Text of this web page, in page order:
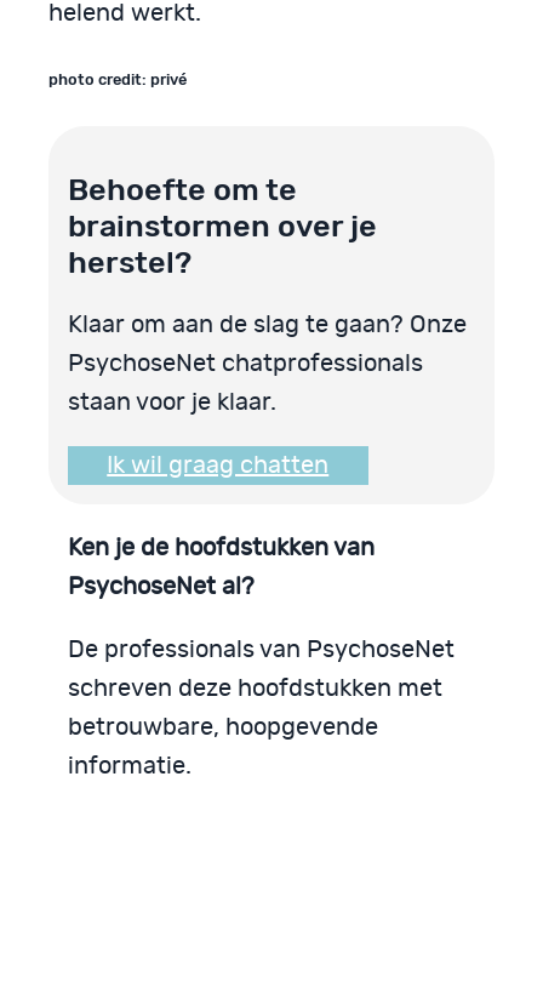
helend werkt.
photo credit: privé
Behoefte om te
brainstormen over je
herstel?
Klaar om aan de slag te gaan? Onze
PsychoseNet chatprofessionals
staan voor je klaar.
Ik wil graag chatten
Ken je de hoofdstukken van
PsychoseNet al?
De professionals van PsychoseNet
schreven deze hoofdstukken met
betrouwbare, hoopgevende
informatie.